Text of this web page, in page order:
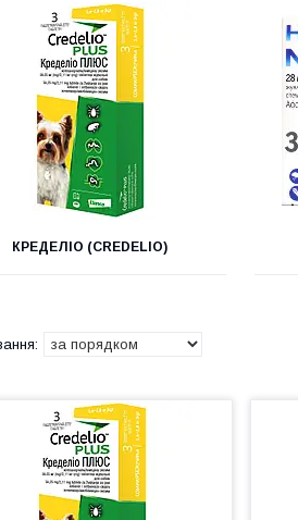
КРЕДЕЛІО (CREDELIO)